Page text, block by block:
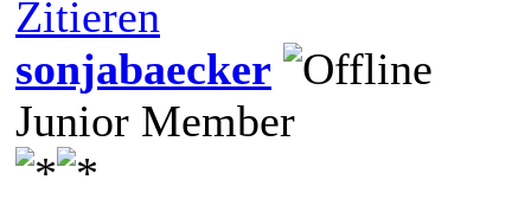
Zitieren
sonjabaecker
Junior Member